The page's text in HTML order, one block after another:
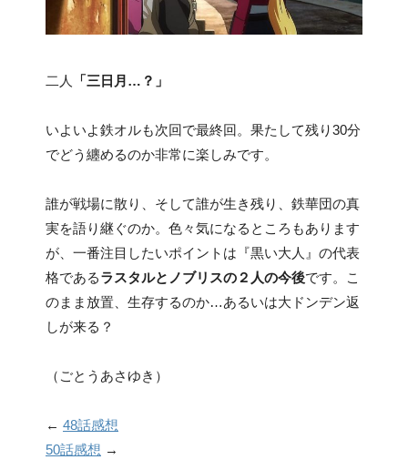
二人 「三日月…？」
いよいよ鉄オルも次回で最終回。果たして残り30分
でどう纏めるのか非常に楽しみです。
誰が戦場に散り、そして誰が生き残り、鉄華団の真
実を語り継ぐのか。色々気になるところもあります
が、一番注目したいポイントは『黒い大人』の代表
格であるラスタルとノブリスの２人の今後です。こ
のまま放置、生存するのか…あるいは大ドンデン返
しが来る？
（ごとうあさゆき）
← 48話感想
50話感想 →